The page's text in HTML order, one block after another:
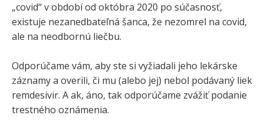
„covid“ v období od októbra 2020 po súčasnosť,
existuje nezanedbateľná šanca, že nezomrel na covid,
ale na neodbornú liečbu.
Odporúčame vám, aby ste si vyžiadali jeho lekárske
záznamy a overili, či mu (alebo jej) nebol podávaný liek
remdesivir. A ak, áno, tak odporúčame zvážiť podanie
trestného oznámenia.